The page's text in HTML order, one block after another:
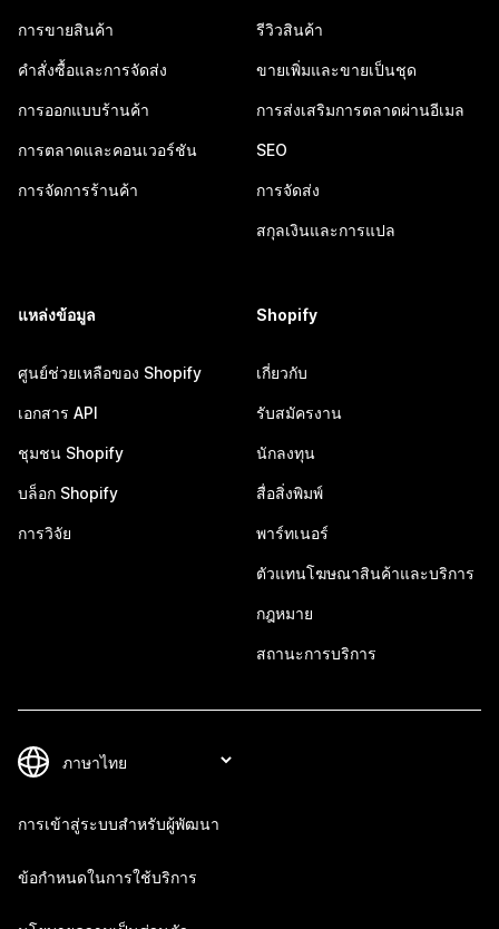
การขายสินค้า
คำสั่งซื้อและการจัดส่ง
การออกแบบร้านค้า
การตลาดและคอนเวอร์ชัน
การจัดการร้านค้า
รีวิวสินค้า
ขายเพิ่มและขายเป็นชุด
การส่งเสริมการตลาดผ่านอีเมล
SEO
การจัดส่ง
สกุลเงินและการแปล
แหล่งข้อมูล
ศูนย์ช่วยเหลือของ Shopify
เอกสาร API
ชุมชน Shopify
บล็อก Shopify
การวิจัย
Shopify
เกี่ยวกับ
รับสมัครงาน
นักลงทุน
สื่อสิ่งพิมพ์
พาร์ทเนอร์
ตัวแทนโฆษณาสินค้าและบริการ
กฎหมาย
สถานะการบริการ
การเข้าสู่ระบบสำหรับผู้พัฒนา
ข้อกำหนดในการใช้บริการ